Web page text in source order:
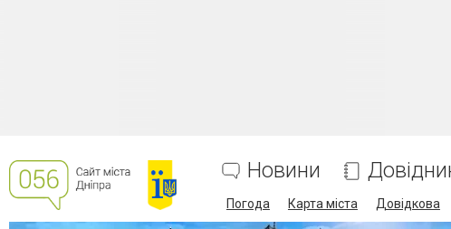
Новини
Погода Карта міста Довідкова